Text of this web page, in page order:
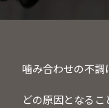
噛み合わせの不
どの原因となる